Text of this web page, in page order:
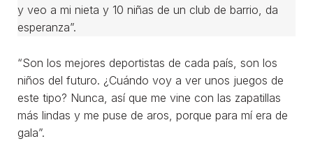
y veo a mi nieta y 10 niñas de un club de barrio, da
esperanza”.
“Son los mejores deportistas de cada país, son los
niños del futuro. ¿Cuándo voy a ver unos juegos de
este tipo? Nunca, así que me vine con las zapatillas
más lindas y me puse de aros, porque para mí era de
gala”.